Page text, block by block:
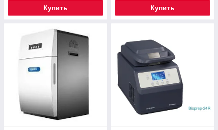
Купить Купить